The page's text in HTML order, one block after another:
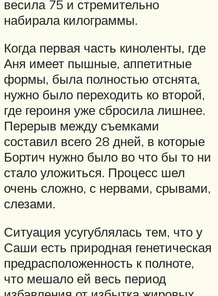
весила 75 и стремительно
набирала килограммы.
Когда первая часть киноленты, где
Аня имеет пышные, аппетитные
формы, была полностью отснята,
нужно было переходить ко второй,
где героиня уже сбросила лишнее.
Перерыв между съемками
составил всего 28 дней, в которые
Бортич нужно было во что бы то ни
стало уложиться. Процесс шел
очень сложно, с нервами, срывами,
слезами.
Ситуация усугублялась тем, что у
Саши есть природная генетическая
предрасположенность к полноте,
что мешало ей весь период